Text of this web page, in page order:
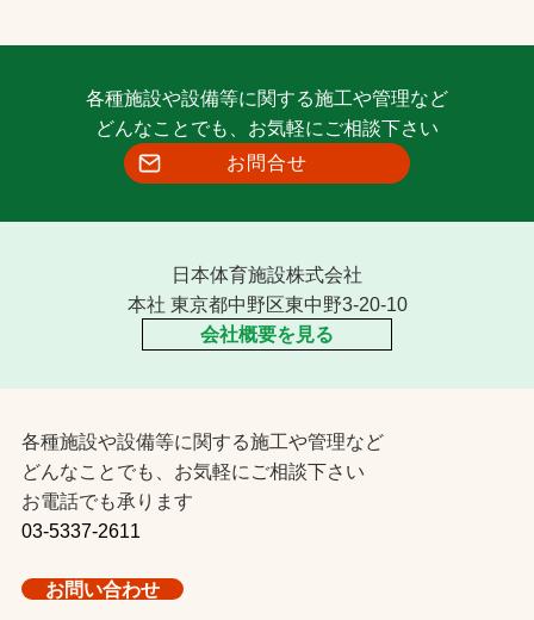
各種施設や設備等に関する施工や管理など
どんなことでも、お気軽にご相談下さい
お問合せ
日本体育施設株式会社
本社 東京都中野区東中野3-20-10
会社概要を見る
各種施設や設備等に関する施工や管理など
どんなことでも、お気軽にご相談下さい
お電話でも承ります
03-5337-2611
お問い合わせ